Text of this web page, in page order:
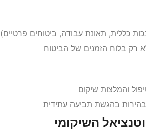
כללית, תאונת עבודה, ביטוחים פרטיים)
רק בלוח הזמנים של הביטוח
והמלצות שיקום
בהגשת תביעה עתידית
השיקומי